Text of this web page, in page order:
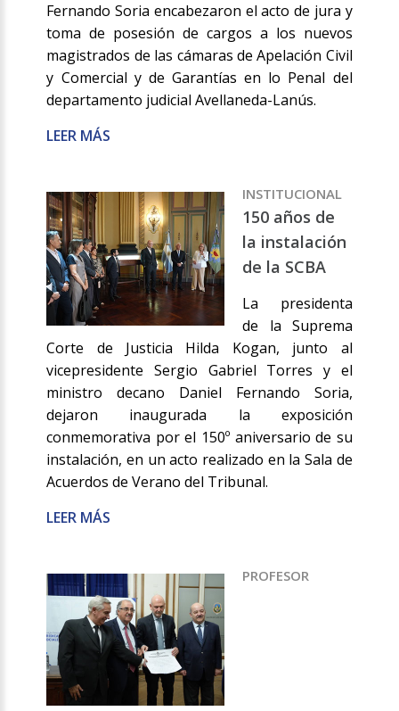
Fernando Soria encabezaron el acto de jura y
toma de posesión de cargos a los nuevos
magistrados de las cámaras de Apelación Civil
y Comercial y de Garantías en lo Penal del
departamento judicial Avellaneda-Lanús.
LEER MÁS
INSTITUCIONAL
150 años de
la instalación
de la SCBA
La presidenta
de la Suprema
Corte de Justicia Hilda Kogan, junto al
vicepresidente Sergio Gabriel Torres y el
ministro decano Daniel Fernando Soria,
dejaron inaugurada la exposición
conmemorativa por el 150º aniversario de su
instalación, en un acto realizado en la Sala de
Acuerdos de Verano del Tribunal.
LEER MÁS
PROFESOR